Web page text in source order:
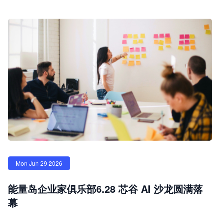
Mon Jun 29 2026
能量岛企业家俱乐部6.28 芯谷 AI 沙龙圆满落
幕